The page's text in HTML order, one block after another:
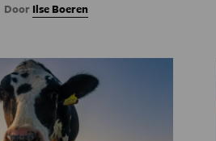
Door Ilse Boeren